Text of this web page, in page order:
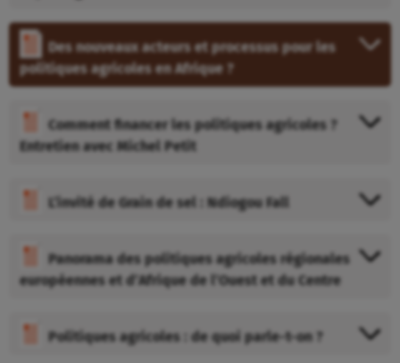
Des nouveaux acteurs et processus pour les
politiques agricoles en Afrique ?
Comment financer les politiques agricoles ?
Entretien avec Michel Petit
L’invité de Grain de sel : Ndiogou Fall
Panorama des politiques agricoles régionales
européennes et d’Afrique de l’Ouest et du Centre
Politiques agricoles : de quoi parle-t-on ?